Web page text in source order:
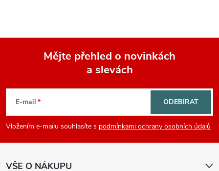
p
Mějte přehled o novinkách
a slevách
E-mail
Vložením e-mailu souhlasíte s podmínkami ochrany osobních údajů
ODEBÍRAT
VŠE O NÁKUPU